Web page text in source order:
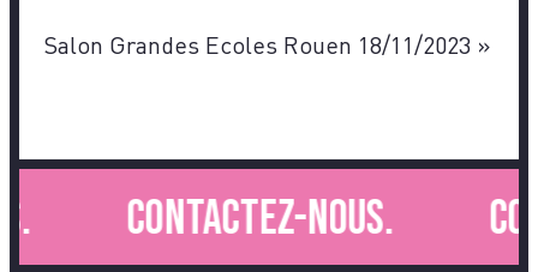
Salon Grandes Ecoles Rouen 18/11/2023 »
Contactez-nous.